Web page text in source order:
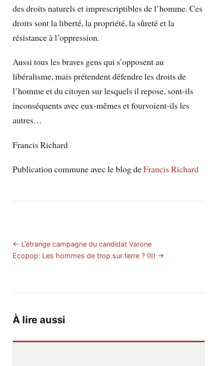
des droits naturels et imprescriptibles de l’homme. Ces
droits sont la liberté, la propriété, la sûreté et la
résistance à l’oppression.
Aussi tous les braves gens qui s’opposent au
libéralisme, mais prétendent défendre les droits de
l’homme et du citoyen sur lesquels il repose, sont-ils
inconséquents avec eux-mêmes et fourvoient-ils les
autres…
Francis Richard
Publication commune avec le blog deFrancis Richard
← L’étrange campagne du candidat Varone
Ecopop: Les hommes de trop sur terre ? (II) →
À lire aussi